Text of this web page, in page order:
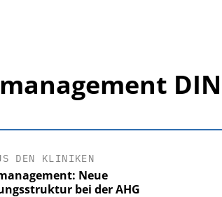
DIN
DEN KLINIKEN
Neue
bei der AHG